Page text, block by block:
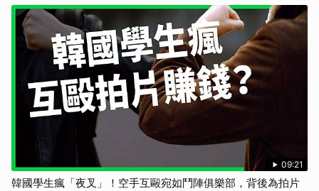
09:21
韓國學生瘋「夜叉」！空手互毆宛如鬥陣俱樂部，背後為拍片